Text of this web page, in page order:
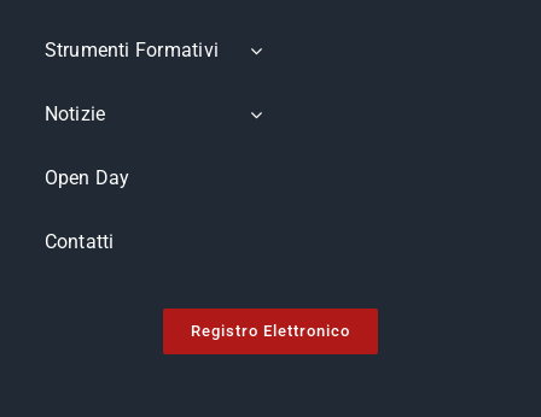
Strumenti Formativi
Notizie
Open Day
Contatti
Registro Elettronico